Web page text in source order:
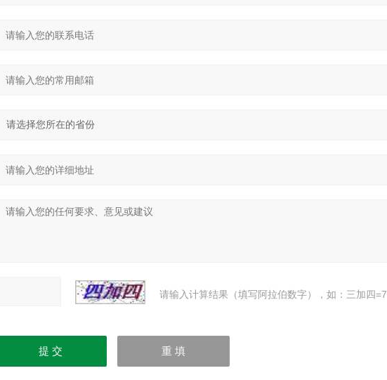
请输入计算结果（填写阿拉伯数字），如：三加四=7